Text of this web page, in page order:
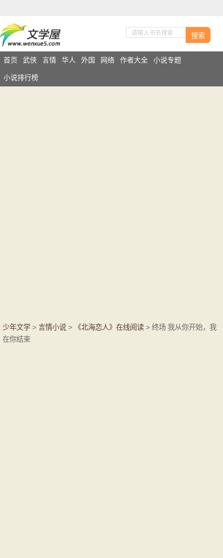
搜索
首页 武侠 言情 华人 外国 网络 作者大全 小说专题
小说排行榜
少年文学 > 言情小说 > 《北海恋人》在线阅读 > 终场 我从你开始，我
在你结束